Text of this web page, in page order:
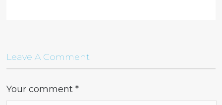
Leave A Comment
Your comment*